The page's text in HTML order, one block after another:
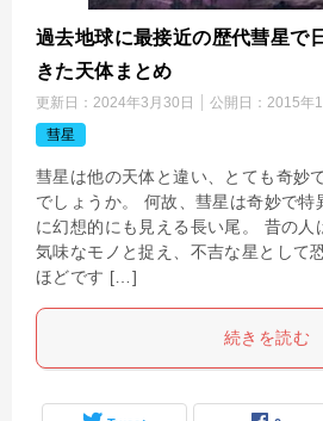
過去地球に最接近の歴代彗星で
きた天体まとめ
更新日： 2024年3月30日 公開日： 2015年
彗星
彗星は他の天体と違い、とても奇妙
でしょうか。 何故、彗星は奇妙で特
に幻想的にも見える長い尾。 昔の人
気味なモノと捉え、不吉な星として
ほどです […]
続きを読む